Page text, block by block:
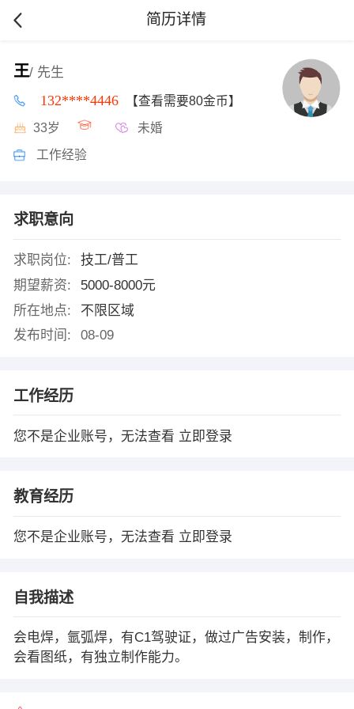
简历详情
王/ 先生
132****4446 【查看需要80金币】
33岁 未婚
工作经验
求职意向
求职岗位:
技工/普工
期望薪资:
5000-8000元
所在地点:
不限区域
发布时间:
08-09
工作经历
您不是企业账号，无法查看 立即登录
教育经历
您不是企业账号，无法查看 立即登录
自我描述
会电焊，氩弧焊，有C1驾驶证，做过广告安装，制作，
会看图纸，有独立制作能力。